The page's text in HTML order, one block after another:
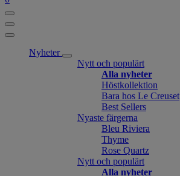
Nyheter
Nytt och populärt
Alla nyheter
Höstkollektion
Bara hos Le Creuset
Best Sellers
Nyaste färgerna
Bleu Riviera
Thyme
Rose Quartz
Nytt och populärt
Alla nyheter